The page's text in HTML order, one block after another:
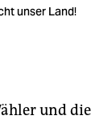
unser Land!
und die